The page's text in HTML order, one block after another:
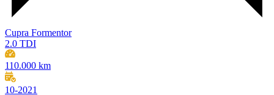
Cupra Formentor
2.0 TDI
110.000 km
10-2021